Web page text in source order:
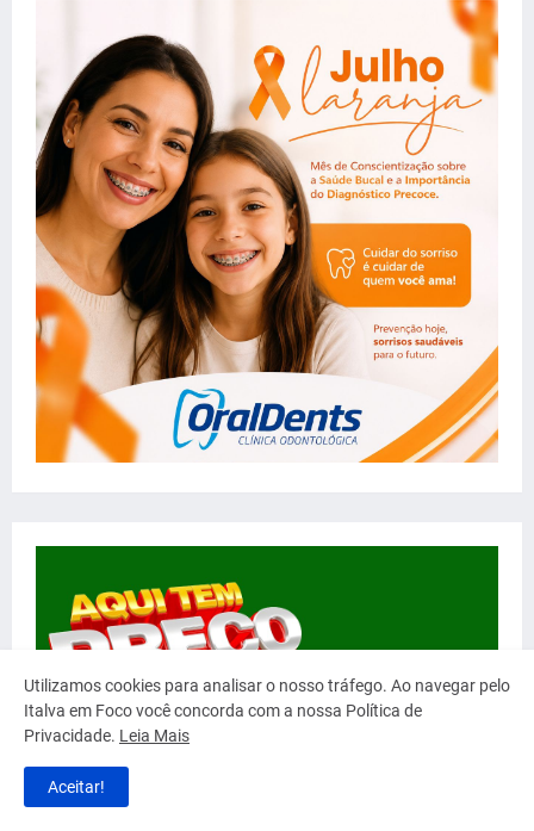
Utilizamos cookies para analisar o nosso tráfego. Ao navegar pelo
Italva em Foco você concorda com a nossa Política de
Privacidade. Leia Mais
Aceitar!